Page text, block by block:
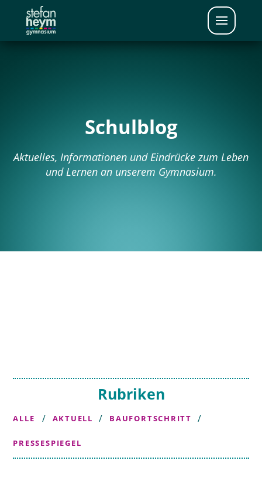
Schulblog
Aktuelles, Informationen und Eindrücke zum Leben
und Lernen an unserem Gymnasium.
Rubriken
ALLE / AKTUELL / BAUFORTSCHRITT /
PRESSESPIEGEL